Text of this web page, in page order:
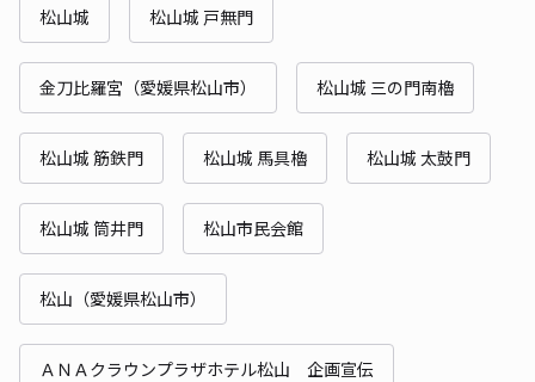
松山城 松山城 戸無門
金刀比羅宮（愛媛県松山市） 松山城 三の門南櫓
松山城 筋鉄門 松山城 馬具櫓 松山城 太鼓門
松山城 筒井門 松山市民会館
松山（愛媛県松山市）
ＡＮＡクラウンプラザホテル松山 企画宣伝